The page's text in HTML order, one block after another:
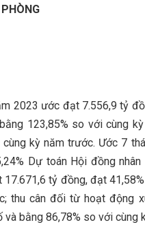
2023 ước đạt 7.556,9 tỷ
123,85% so với cùng
kỳ năm trước. Ước 7
Dự toán Hội đồng nhân
tỷ đồng, đạt
thu cân đối từ hoạt động
bằng 86,78% so với cùng